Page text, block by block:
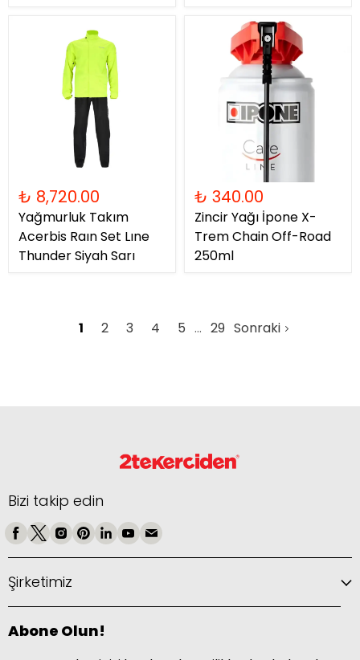
₺ 8,720.00
Yağmurluk Takım
Acerbis Raın Set Lıne
Thunder Siyah Sarı
₺ 340.00
Zincir Yağı İpone X-
Trem Chain Off-Road
250ml
1 2 3 4 5 29 Sonraki
Bizi takip edin
Şirketimiz
Abone Olun!